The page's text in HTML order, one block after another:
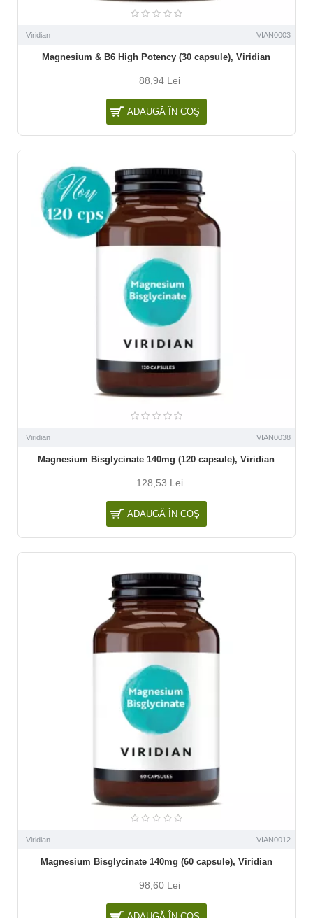
Viridian VIAN0003
Magnesium & B6 High Potency (30 capsule), Viridian
88,94 Lei
ADAUGĂ ÎN COŞ
Viridian VIAN0038
Magnesium Bisglycinate 140mg (120 capsule), Viridian
128,53 Lei
ADAUGĂ ÎN COŞ
Viridian VIAN0012
Magnesium Bisglycinate 140mg (60 capsule), Viridian
98,60 Lei